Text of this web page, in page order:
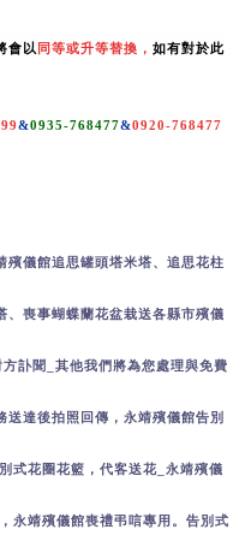
會以 同 等或升等替換， 如有對於此
&0935-768477&0920-768477
殯儀館追思罐頭塔米塔、追思花柱
、喪事蝴蝶蘭花盆栽送各縣市殯儀
訃聞_其他我們將為您處理與免費
達後拍照回傳， 永靖殯儀館告別
式花圈花籃，代客送花_ 永靖殯儀
永靖殯儀館喪禮弔唁專用。告別式